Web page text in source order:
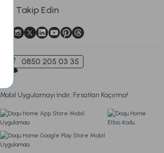
Bizi Takip Edin
0850 205 03 35
Mobil Uygulamayı İndir, Fırsatları Kaçırma!